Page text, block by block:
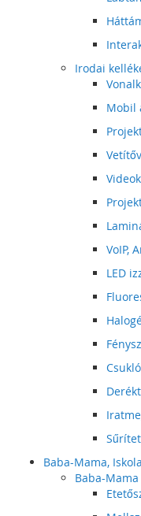
Irodai
Mobil
VoIP,
LED
Baba-Mama,
Baba-Mama